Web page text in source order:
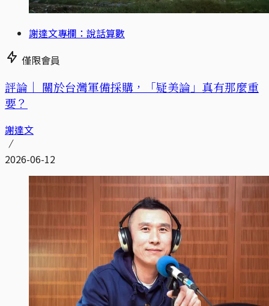
謝達文專欄：說話算數
僅限會員
評論｜ 關於台灣軍備採購，「疑美論」真有那麼重
要？
謝達文
2026-06-12